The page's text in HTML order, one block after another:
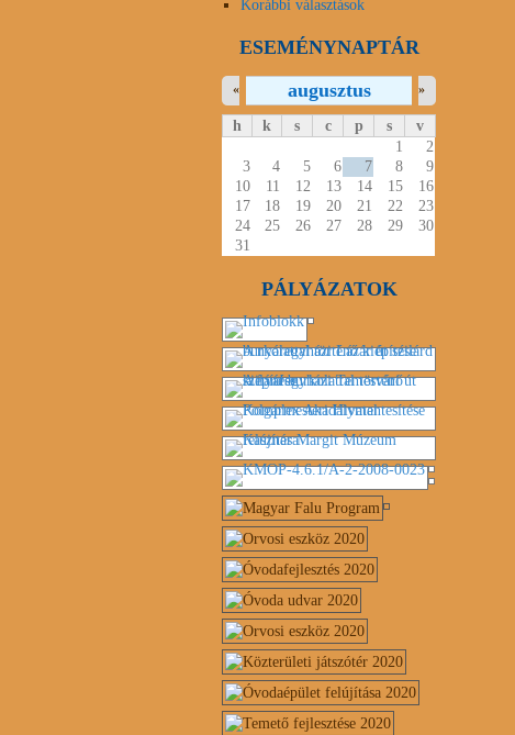
Korábbi választások
ESEMÉNYNAPTÁR
augusztus
« »
h k s c p s
v
1
2
3
4 5 6 7 8
9
10
11 12 13 14 15
16
17
18 19 20 21 22
23
24
25 26 27 28 29
30
31
PÁLYÁZATOK